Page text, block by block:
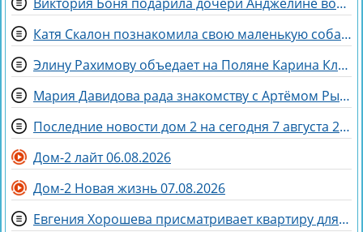
Катя Скалон познакомила свою маленькую собаку Еву с большим другом Женей
Элину Рахимову объедает на Поляне Карина Клочкова
Мария Давидова рада знакомству с Артёмом Рышковским на доме 2
Последние новости дом 2 на сегодня 7 августа 2026
Дом-2 лайт 06.08.2026
Дом-2 Новая жизнь 07.08.2026
Евгения Хорошева присматривает квартиру для покупки в Питере